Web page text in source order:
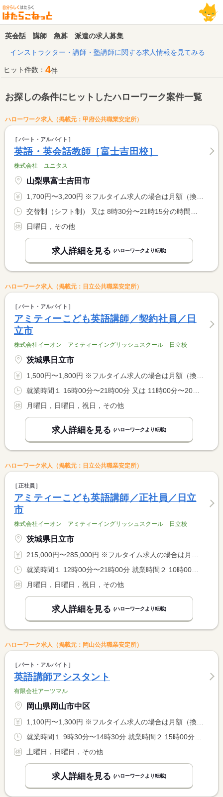
英会話 講師 急募 派遣の求人募集
インストラクター・講師・塾講師に関する求人情報を見てみる
ヒット件数： 4件
お探しの条件にヒットしたハローワーク案件一覧
ハローワーク求人（掲載元：甲府公共職業安定所）
パート・アルバイト
英語・英会話教師［富士吉田校］
株式会社 ユニタス
山梨県富士吉田市
1,700円〜3,200円 ※フルタイム求人の場合は月額（換算額）、パート求人の場合は時間額を表示しています。
日曜日，その他
求人詳細を見る (ハローワークより転載)
ハローワーク求人（掲載元：日立公共職業安定所）
パート・アルバイト
アミティーこども英語講師／契約社員／日
立市
株式会社イーオン アミティーイングリッシュスクール 日立校
茨城県日立市
1,500円〜1,800円 ※フルタイム求人の場合は月額（換算額）、パート求人の場合は時間額を表示しています。
月曜日，日曜日，祝日，その他
求人詳細を見る (ハローワークより転載)
ハローワーク求人（掲載元：日立公共職業安定所）
正社員
アミティーこども英語講師／正社員／日立
市
株式会社イーオン アミティーイングリッシュスクール 日立校
茨城県日立市
215,000円〜285,000円 ※フルタイム求人の場合は月額（換算額）、パート求人の場合は時間額を表示しています。
月曜日，日曜日，祝日，その他
求人詳細を見る (ハローワークより転載)
ハローワーク求人（掲載元：岡山公共職業安定所）
パート・アルバイト
英語講師アシスタント
有限会社アーツマル
岡山県岡山市中区
1,100円〜1,300円 ※フルタイム求人の場合は月額（換算額）、パート求人の場合は時間額を表示しています。
土曜日，日曜日，その他
求人詳細を見る (ハローワークより転載)